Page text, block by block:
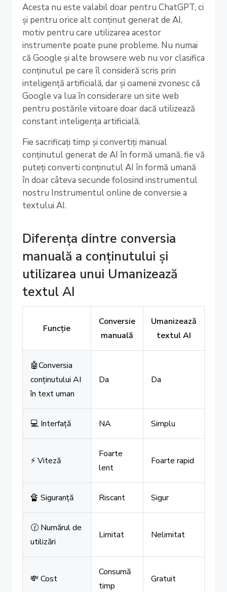
Acesta nu este valabil doar pentru ChatGPT, ci
și pentru orice alt conținut generat de AI,
motiv pentru care utilizarea acestor
instrumente poate pune probleme. Nu numai
că Google și alte browsere web nu vor clasifica
conținutul pe care îl consideră scris prin
inteligență artificială, dar și oamenii zvonesc că
Google va lua în considerare un site web
pentru postările viitoare doar dacă utilizează
constant inteligența artificială.
Fie sacrificați timp și convertiți manual
conținutul generat de AI în formă umană, fie vă
puteți converti conținutul AI în formă umană
în doar câteva secunde folosind instrumentul
nostru Instrumentul online de conversie a
textului AI.
Diferența dintre conversia
manuală a conținutului și
utilizarea unui Umanizează
textul AI
Funcție
Conversie
manuală
Umanizează
textul AI
🤖Conversia
conținutului AI
în text uman
Da Da
💻 Interfață NA Simplu
⚡ Viteză
Foarte
lent
Foarte rapid
🔏 Siguranță Riscant Sigur
🕜 Numărul de
utilizări
Limitat Nelimitat
💸 Cost
Consumă
timp
Gratuit